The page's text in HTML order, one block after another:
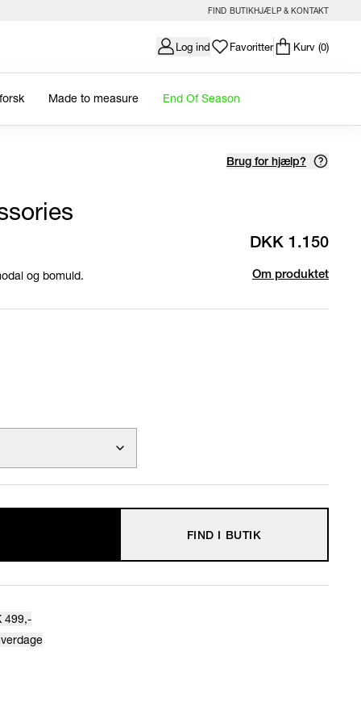
FIND BUTIKHJÆLP & KONTAKT
Log ind Favoritter Kurv (0)
Made to measure End Of Season
Brug for hjælp?
DKK 1.150
og bomuld. Om produktet
FIND I BUTIK
499,-